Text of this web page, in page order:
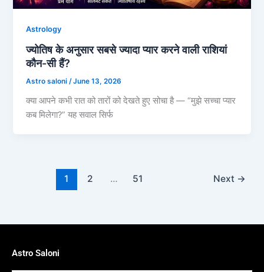
Astrology
ज्योतिष के अनुसार सबसे ज्यादा प्यार करने वाली राशियां
कौन-सी हैं?
Astro saloni /June 13, 2026
क्या आपने कभी रात को तारों को देखते हुए सोचा है — “मुझे सच्चा प्यार
कब मिलेगा?” यह सवाल सिर्फ
1 2 … 51 Next →
Astro Saloni